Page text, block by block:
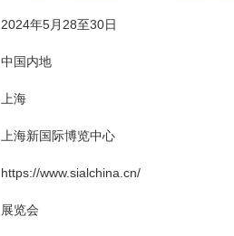
2024年5月28至30日
中国内地
上海
上海新国际博览中心
https://www.sialchina.cn/
展览会